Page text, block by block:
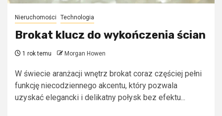
Nieruchomości Technologia
Brokat klucz do wykończenia ścian
1 rok temu Morgan Howen
W świecie aranżacji wnętrz brokat coraz częściej pełni
funkcję niecodziennego akcentu, który pozwala
uzyskać elegancki i delikatny połysk bez efektu...